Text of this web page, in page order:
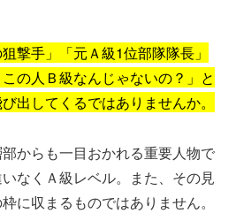
撃手」「元Ａ級1位部隊隊長」
の人Ｂ級なんじゃないの？」と
出してくるではありませんか。
からも一目おかれる重要人物で
なくＡ級レベル。また、その見
に収まるものではありません。